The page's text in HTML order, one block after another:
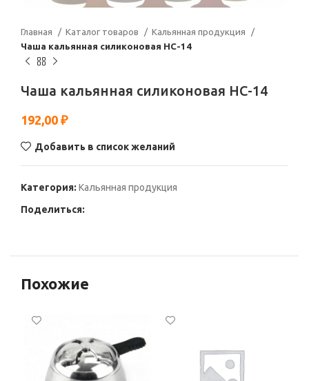
Главная Каталог товаров
Кальянная продукция
Чаша кальянная силиконовая НС-14
Чаша кальянная силиконовая НС-14
192,00 ₽
Добавить в список желаний
Категория: Кальянная продукция
Поделиться:
Похожие